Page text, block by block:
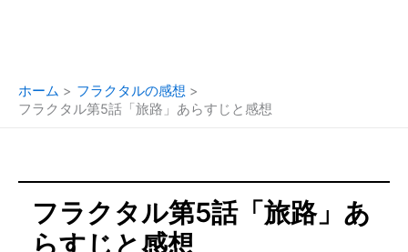
ホーム
フラクタルの感想
フラクタル第5話「旅路」あらすじと感想
フラクタル第5話「旅路」あ
らすじと感想